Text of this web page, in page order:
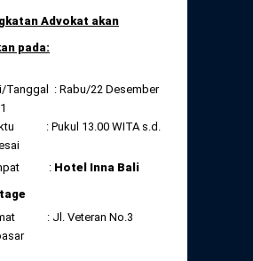
Dewan Kehormatan Daerah
Advokat akan
pada:​
Tanggal : Rabu/22 Desember
: Pukul 13.00 WITA s.d.
: Hotel Inna Bali
: Jl. Veteran No.3